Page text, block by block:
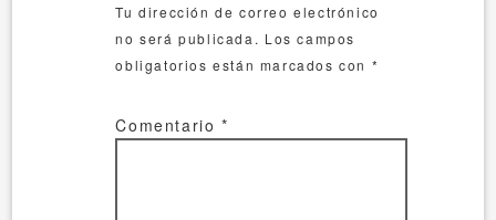
Tu dirección de correo electrónico
no será publicada. Los campos
obligatorios están marcados con *
Comentario*